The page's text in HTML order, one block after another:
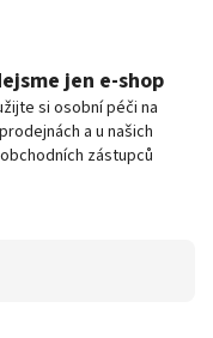
jen e-shop
si osobní péči na
prodejnách a u našich
obchodních zástupců